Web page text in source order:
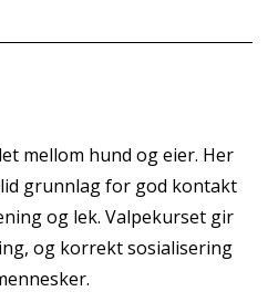
mellom hund og eier. Her
grunnlag for god kontakt
og lek. Valpekurset gir
og korrekt sosialisering